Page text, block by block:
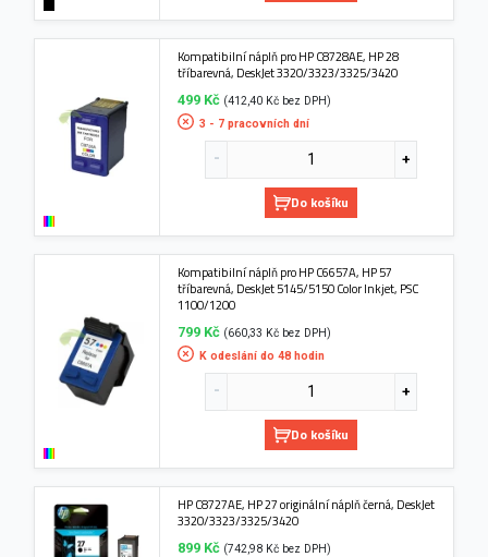
Kompatibilní náplň pro HP C8728AE, HP 28
tříbarevná, DeskJet 3320/3323/3325/3420
499 Kč (412,40 Kč bez DPH)
3 - 7 pracovních dní
Do košíku
Kompatibilní náplň pro HP C6657A, HP 57
tříbarevná, DeskJet 5145/5150 Color Inkjet, PSC
1100/1200
799 Kč (660,33 Kč bez DPH)
K odeslání do 48 hodin
Do košíku
HP C8727AE, HP 27 originální náplň černá, DeskJet
3320/3323/3325/3420
899 Kč (742,98 Kč bez DPH)